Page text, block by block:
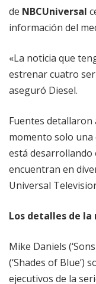
de NBCUniversal
información del
«La noticia que
estrenar cuatro
aseguró Diesel.
Fuentes detallaron
momento solo una
está desarrollando
encuentran en
Universal
Los detalles de la
Mike Daniels
(‘Shades of
ejecutivos de la